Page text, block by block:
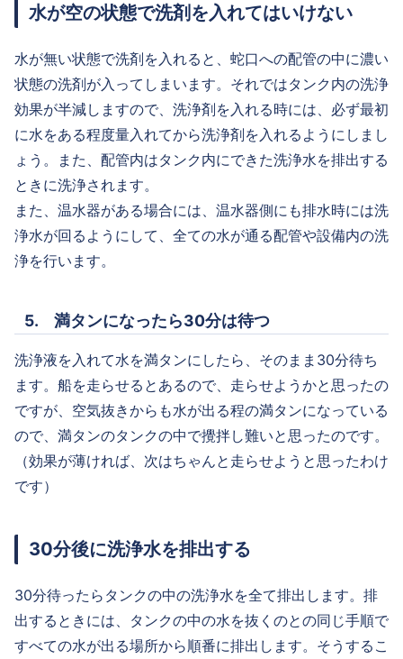
水が空の状態で洗剤を入れてはいけない
水が無い状態で洗剤を入れると、蛇口への配管の中に濃い
状態の洗剤が入ってしまいます。それではタンク内の洗浄
効果が半減しますので、洗浄剤を入れる時には、必ず最初
に水をある程度量入れてから洗浄剤を入れるようにしまし
ょう。また、配管内はタンク内にできた洗浄水を排出する
ときに洗浄されます。
また、温水器がある場合には、温水器側にも排水時には洗
浄水が回るようにして、全ての水が通る配管や設備内の洗
浄を行います。
5. 満タンになったら30分は待つ
洗浄液を入れて水を満タンにしたら、そのまま30分待ち
ます。船を走らせるとあるので、走らせようかと思ったの
ですが、空気抜きからも水が出る程の満タンになっている
ので、満タンのタンクの中で攪拌し難いと思ったのです。
（効果が薄ければ、次はちゃんと走らせようと思ったわけ
です）
30分後に洗浄水を排出する
30分待ったらタンクの中の洗浄水を全て排出します。排
出するときには、タンクの中の水を抜くのとの同じ手順で
すべての水が出る場所から順番に排出します。そうするこ